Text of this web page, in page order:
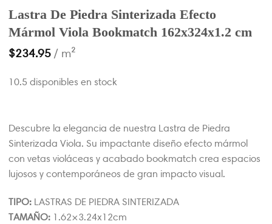
Lastra De Piedra Sinterizada Efecto
Mármol Viola Bookmatch 162x324x1.2 cm
$234.95 / m²
10.5 disponibles en stock
Descubre la elegancia de nuestra Lastra de Piedra
Sinterizada Viola. Su impactante diseño efecto mármol
con vetas violáceas y acabado bookmatch crea espacios
lujosos y contemporáneos de gran impacto visual.
TIPO: LASTRAS DE PIEDRA SINTERIZADA
TAMAÑO: 1.62×3.24x12cm